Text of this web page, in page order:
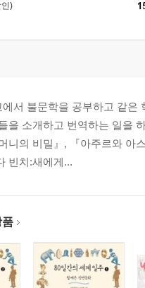
)
서 불문학을 공부하고 같은
을 소개하고 번역하는 일을
니의 비밀』, 『아주르와 아
빈치:새에게...
품